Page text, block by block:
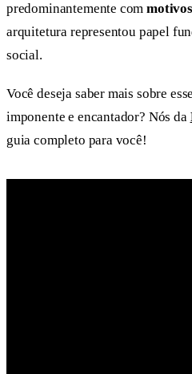
predominantemente com
arquitetura representou papel
social.
Você deseja saber mais sobre
imponente e encantador? Nós da
guia completo para você!